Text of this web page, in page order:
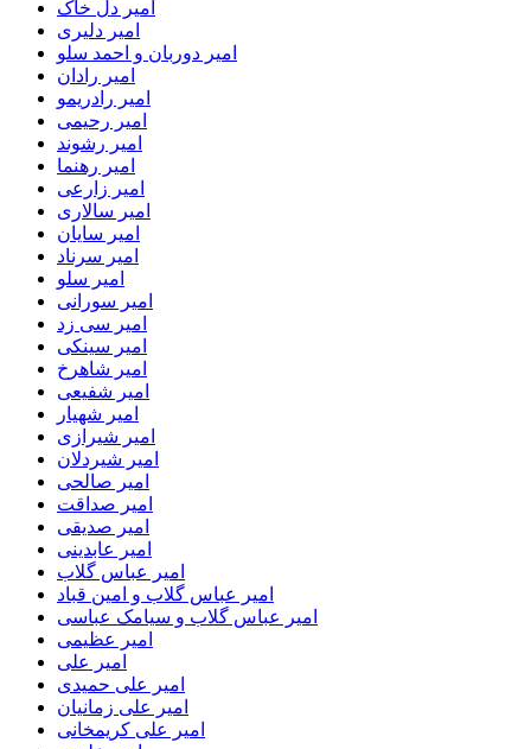
امیر دل خاک
امیر دلیری
امیر دوربان و احمد سلو
امیر رادان
امیر رادریمو
امیر رحیمی
امیر رشوند
امیر رهنما
امیر زارعی
امیر سالاری
امیر سایان
امیر سرناد
امیر سلو
امیر سورانی
امیر سی زد
امیر سینکی
امیر شاهرخ
امیر شفیعی
امیر شهیار
امیر شیرازی
امیر شیردلان
امیر صالحی
امیر صداقت
امیر صدیقی
امیر عابدینی
امیر عباس گلاب
امیر عباس گلاب و امین قباد
امیر عباس گلاب و سیامک عباسی
امیر عظیمی
امیر علی
امیر علی حمیدی
امیر علی زمانیان
امیر علی کریمخانی